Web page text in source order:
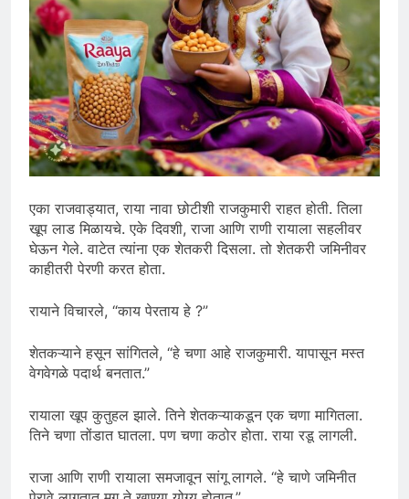
एका राजवाड्यात, राया नावा छोटीशी राजकुमारी राहत होती. तिला
खूप लाड मिळायचे. एके दिवशी, राजा आणि राणी रायाला सहलीवर
घेऊन गेले. वाटेत त्यांना एक शेतकरी दिसला. तो शेतकरी जमिनीवर
काहीतरी पेरणी करत होता.
रायाने विचारले, “काय पेरताय हे ?”
शेतकऱ्याने हसून सांगितले, “हे चणा आहे राजकुमारी. यापासून मस्त
वेगवेगळे पदार्थ बनतात.”
रायाला खूप कुतुहल झाले. तिने शेतकऱ्याकडून एक चणा मागितला.
तिने चणा तोंडात घातला. पण चणा कठोर होता. राया रडू लागली.
राजा आणि राणी रायाला समजावून सांगू लागले. “हे चाणे जमिनीत